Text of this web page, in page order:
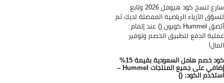
سارع لنسخ كود هيومل 2026 وتابع
الأزياء الرياضية المفضلة لديك ثم
ألصق Hummel كوبون () عند إتمام
الدفع لتطبيق الخصم وتوفير
كود خصم هامل السعودية بقيمة 15%
إضافي على جميع المنتجات Hummel –
الكود: ()